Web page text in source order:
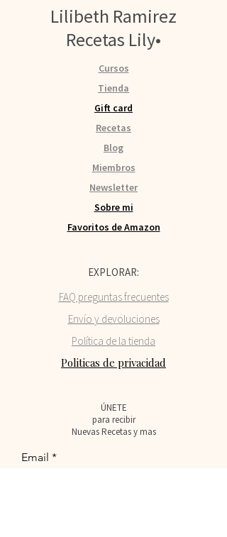
Lilibeth Ramirez
Recetas Lily•
Cursos
Tienda
Gift card
Recetas
Blog
Miembros
Newsletter
Sobre mi
Favoritos de Amazon
EXPLORAR:
FAQ preguntas frecuentes
Envío y devoluciones
Política de la tienda
Politicas de privacidad
ÚNETE
para recibir
Nuevas Recetas y mas
Email